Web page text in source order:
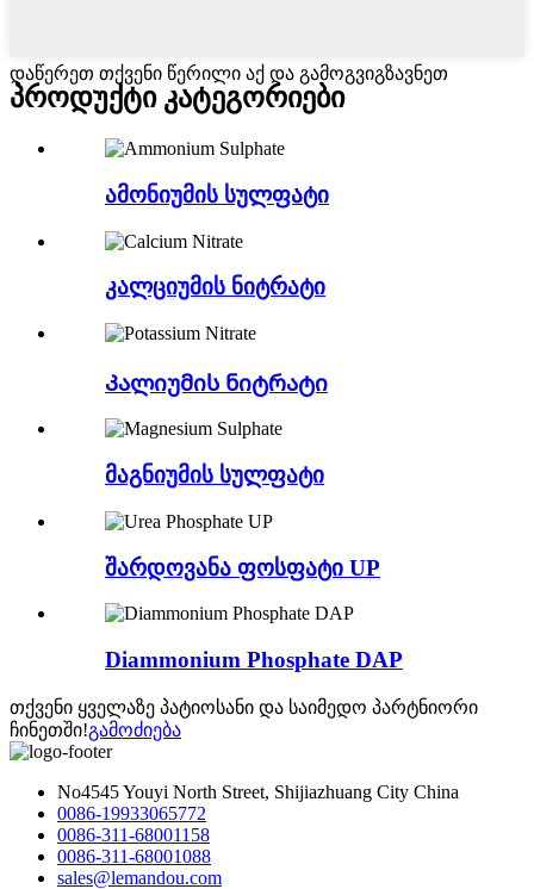
დაწერეთ თქვენი წერილი აქ და გამოგვიგზავნეთ
პროდუქტი კატეგორიები
ამონიუმის სულფატი
კალციუმის ნიტრატი
Კალიუმის ნიტრატი
მაგნიუმის სულფატი
შარდოვანა ფოსფატი UP
Diammonium Phosphate DAP
თქვენი ყველაზე პატიოსანი და საიმედო პარტნიორი
ჩინეთში!გამოძიება
No4545 Youyi North Street, Shijiazhuang City China
0086-19933065772
0086-311-68001158
0086-311-68001088
sales@lemandou.com